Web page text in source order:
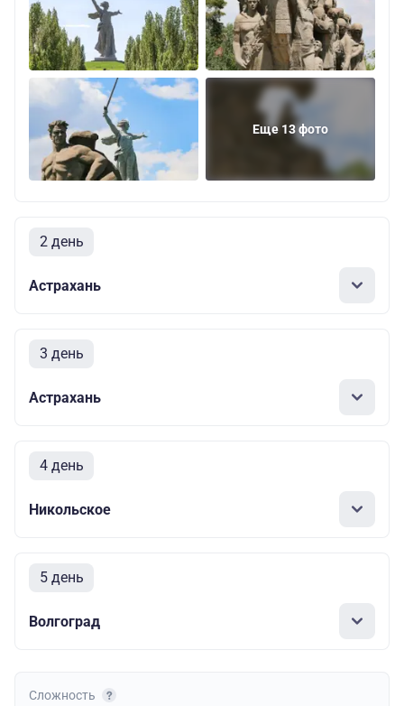
Еще 13 фото
2 день
Астрахань
3 день
Астрахань
4 день
Никольское
5 день
Волгоград
Сложность